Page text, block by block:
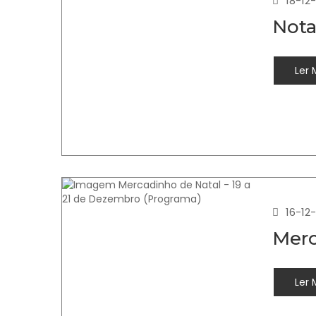
Ler
16-
Ler